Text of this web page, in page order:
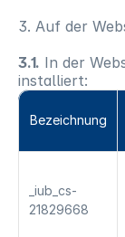
3. Auf der
3.1. In der
installiert:
Bezeichnung
_iub_cs-
21829668